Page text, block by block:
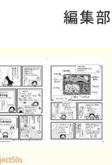
編集